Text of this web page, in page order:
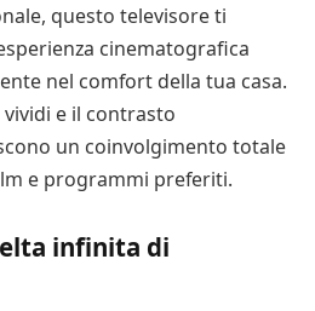
questo televisore ti
cinematografica
nel comfort della tua casa.
e il contrasto
un coinvolgimento totale
e programmi preferiti.
infinita di